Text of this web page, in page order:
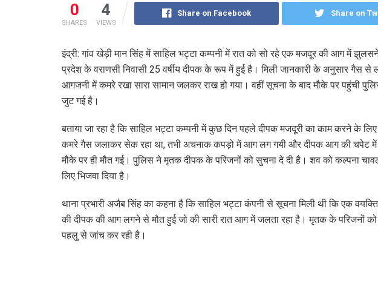
0
SHARES
4
VIEWS
Share on Facebook Share on
इंद्री: गांव खेड़ी मान सिंह में साहिल भट्टा कम्पनी में रात को सो रहे एक मजदूर की आग में
प्रदेश के वराणसी निवासी 25 वर्षीय दीपक के रूप में हुई है। मिली जानकारी के अनुसार गैस से
आगजनी में कमरे रखा सारा सामान जलकर राख हो गया। वहीं सूचना के बाद मौके पर पहुंची
जुट गई है।
बताया जा रहा है कि साहिल भट्टा कम्पनी में कुछ दिन पहले दीपक मजदूरी का काम करने के
कमरे गैस जलाकर सेक रहा था, तभी अचनाक कपड़ो में आग लग गयी और दीपक आग की चपेट
मौके पर ही मौत गई। पुलिस ने मृतक दीपक के परिजनों को सुचना दे दी है। शव को कल्पना
लिए भिजवा दिया है।
थाना प्रभारी अजैब सिंह का कहना है कि साहिल भट्टा कंपनी से सूचना मिली थी कि एक
की दीपक की आग लगने से मौत हुई जो की सारी रात आग में जलता रहा है। मृतक के परिजनों
पहलु से जांच कर रही है।